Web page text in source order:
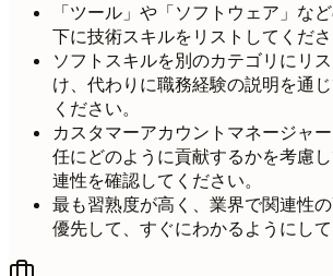
「ツール」や「ソフトウェア」な
下に技術スキルをリストしてくださ
ソフトスキルを別のカテゴリにリ
け、代わりに職務経験の説明を通
ください。
カスタマーアカウントマネージャ
任にどのように貢献するかを考慮
連性を確認してください。
最も習熟度が高く、業界で関連性
優先して、すぐにわかるようにして